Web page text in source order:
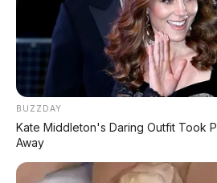
konsumsi BBM masih bisa 17-
akhir pekan jalan lenggang,
km/liter. Sekali full tank Rp
4-5 hari. Cocok banget buat
muda commuter.
BUZZDAY
Kate Middleton's Daring Outfit Took
Away